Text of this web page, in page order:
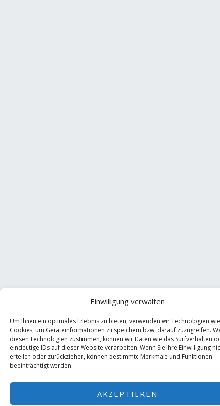
Einwilligung verwalten
Um Ihnen ein optimales Erlebnis zu bieten, verwenden wir Technologien wie
Cookies, um Geräteinformationen zu speichern bzw. darauf zuzugreifen.
diesen Technologien zustimmen, können wir Daten wie das Surfverhalten
eindeutige IDs auf dieser Website verarbeiten. Wenn Sie Ihre Einwilligung
erteilen oder zurückziehen, können bestimmte Merkmale und Funktionen
beeinträchtigt werden.
AKZEPTIEREN